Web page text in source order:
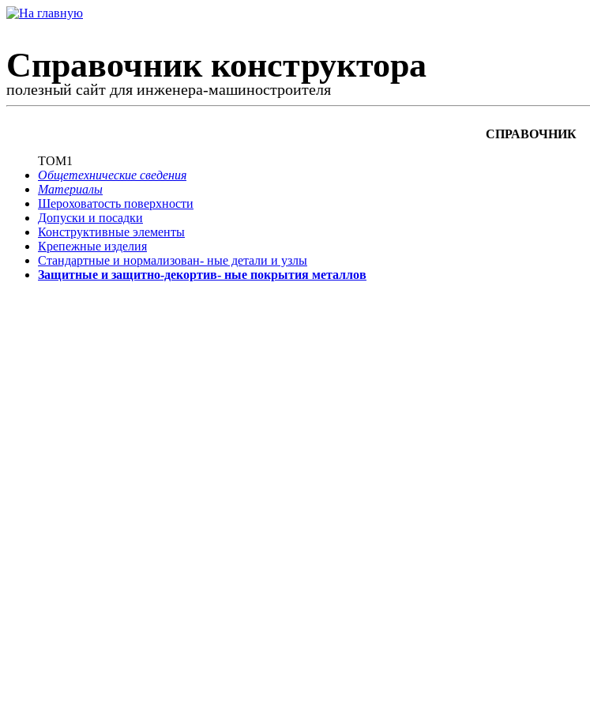
Справочник конструктора
полезный сайт для инженера-машиностроителя
СПРАВОЧНИК
ТОМ1
Общетехнические сведения
Материалы
Шероховатость поверхности
Допуски и посадки
Конструктивные элементы
Крепежные изделия
Стандартные и нормализован- ные детали и узлы
Защитные и защитно-декортив- ные покрытия металлов